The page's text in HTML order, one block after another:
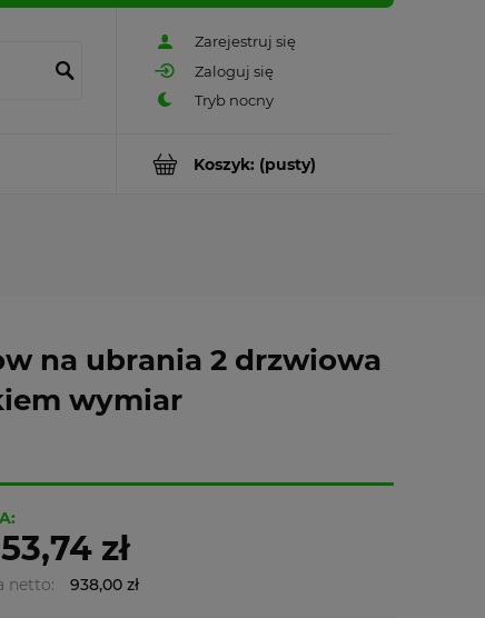
Zarejestruj się
Zaloguj się
Koszyk: (pusty)
na ubrania 2 drzwiowa
wymiar
zł
netto: 938,00 zł